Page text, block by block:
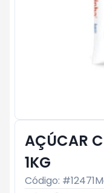
AÇÚCAR
1KG
Código: #12471